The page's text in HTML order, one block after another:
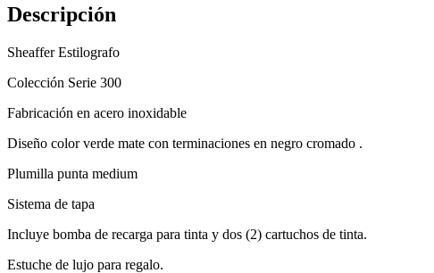
Descripción
Sheaffer Estilografo
Colección Serie 300
Fabricación en acero inoxidable
Diseño color verde mate con terminaciones en negro cromado .
Plumilla punta medium
Sistema de tapa
Incluye bomba de recarga para tinta y dos (2) cartuchos de tinta.
Estuche de lujo para regalo.